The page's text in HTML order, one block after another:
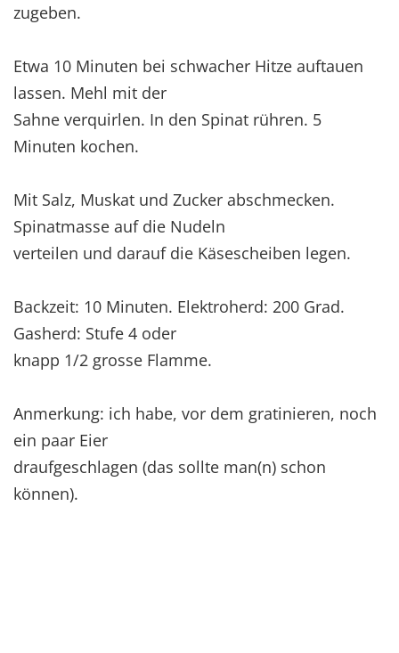
zugeben.
Etwa 10 Minuten bei schwacher Hitze auftauen
lassen. Mehl mit der
Sahne verquirlen. In den Spinat rühren. 5
Minuten kochen.
Mit Salz, Muskat und Zucker abschmecken.
Spinatmasse auf die Nudeln
verteilen und darauf die Käsescheiben legen.
Backzeit: 10 Minuten. Elektroherd: 200 Grad.
Gasherd: Stufe 4 oder
knapp 1/2 grosse Flamme.
Anmerkung: ich habe, vor dem gratinieren, noch
ein paar Eier
draufgeschlagen (das sollte man(n) schon
können).